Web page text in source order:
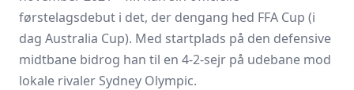
førstelagsdebut i det, der dengang hed FFA Cup (i
dag Australia Cup). Med startplads på den defensive
midtbane bidrog han til en 4-2-sejr på udebane mod
lokale rivaler Sydney Olympic.